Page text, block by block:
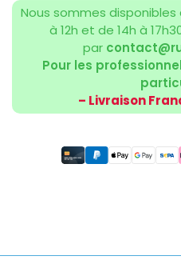
Nous sommes disponibles
à 12h et de 14h à
par
Pour les
– Livraison